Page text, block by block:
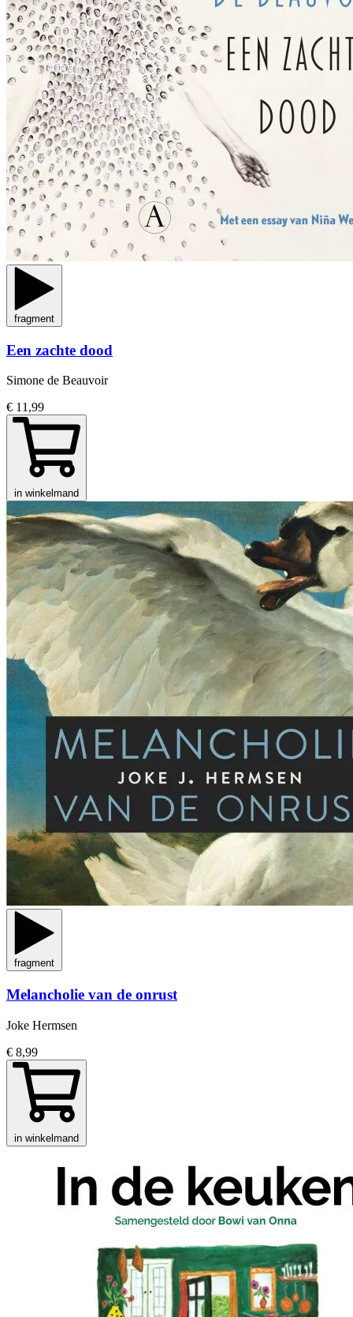
fragment
Een zachte dood
Simone de Beauvoir
€ 11,99
in winkelmand
fragment
Melancholie van de onrust
Joke Hermsen
€ 8,99
in winkelmand